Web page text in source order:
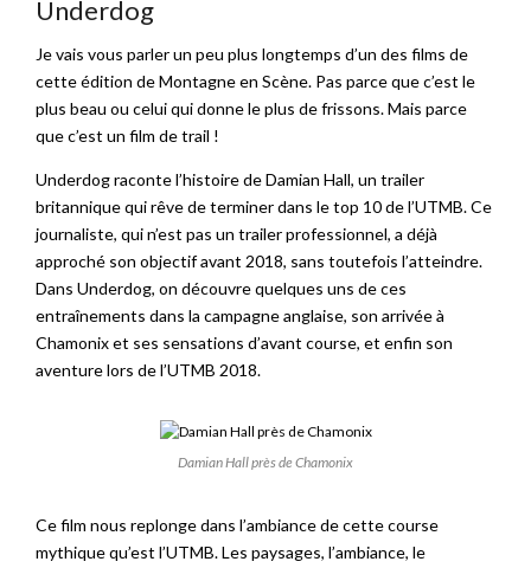
Underdog
Je vais vous parler un peu plus longtemps d’un des films de
cette édition de Montagne en Scène. Pas parce que c’est le
plus beau ou celui qui donne le plus de frissons. Mais parce
que c’est un film de trail !
Underdog raconte l’histoire de Damian Hall, un trailer
britannique qui rêve de terminer dans le top 10 de l’UTMB. Ce
journaliste, qui n’est pas un trailer professionnel, a déjà
approché son objectif avant 2018, sans toutefois l’atteindre.
Dans Underdog, on découvre quelques uns de ces
entraînements dans la campagne anglaise, son arrivée à
Chamonix et ses sensations d’avant course, et enfin son
aventure lors de l’UTMB 2018.
Damian Hall près de Chamonix
Ce film nous replonge dans l’ambiance de cette course
mythique qu’est l’UTMB. Les paysages, l’ambiance, le